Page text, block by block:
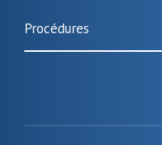
Procédures